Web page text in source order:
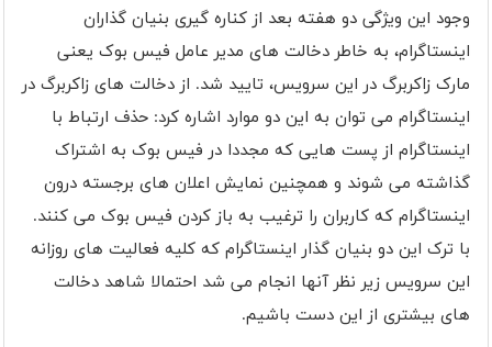
وجود این ویژگی دو هفته بعد از کناره گیری بنیان گذاران
اینستاگرام، به خاطر دخالت های مدیر عامل فیس بوک یعنی
مارک زاکربرگ در این سرویس، تایید شد. از دخالت های زاکربرگ در
اینستاگرام می توان به این دو موارد اشاره کرد: حذف ارتباط با
اینستاگرام از پست هایی که مجددا در فیس بوک به اشتراک
گذاشته می شوند و همچنین نمایش اعلان های برجسته درون
اینستاگرام که کاربران را ترغیب به باز کردن فیس بوک می کنند.
با ترک این دو بنیان گذار اینستاگرام که کلیه فعالیت های روزانه
این سرویس زیر نظر آنها انجام می شد احتمالا شاهد دخالت
های بیشتری از این دست باشیم.